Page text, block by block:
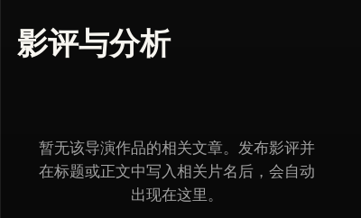
影评与分析
暂无该导演作品的相关文章。发布影评并
在标题或正文中写入相关片名后，会自动
出现在这里。